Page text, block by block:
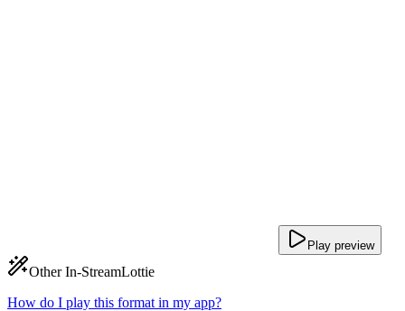
Play preview
Other In-StreamLottie
How do I play this format in my app?